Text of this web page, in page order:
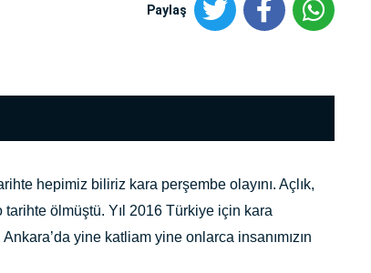
Paylaş
hepimiz biliriz kara perşembe olayını. Açlık,
ölmüştü. Yıl 2016 Türkiye için kara
yine katliam yine onlarca insanımızın